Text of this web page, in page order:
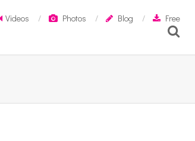
Videos Photos Blog
Free
Search